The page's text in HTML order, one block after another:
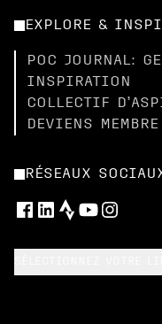
EXPLORE &
POC JOURNAL:
INSPIRATION
COLLECTIF
DEVIENS
RÉSEAUX